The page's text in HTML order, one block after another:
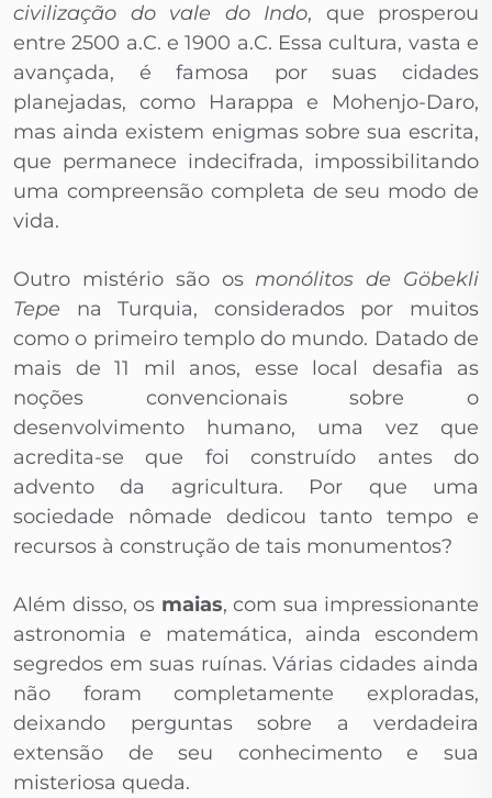
civilização do vale do Indo, que prosperou
entre 2500 a.C. e 1900 a.C. Essa cultura, vasta e
avançada, é famosa por suas cidades
planejadas, como Harappa e Mohenjo-Daro,
mas ainda existem enigmas sobre sua escrita,
que permanece indecifrada, impossibilitando
uma compreensão completa de seu modo de
vida.
Outro mistério são os monólitos de Göbekli
Tepe na Turquia, considerados por muitos
como o primeiro templo do mundo. Datado de
mais de 11 mil anos, esse local desafia as
noções convencionais sobre o
desenvolvimento humano, uma vez que
acredita-se que foi construído antes do
advento da agricultura. Por que uma
sociedade nômade dedicou tanto tempo e
recursos à construção de tais monumentos?
Além disso, os maias, com sua impressionante
astronomia e matemática, ainda escondem
segredos em suas ruínas. Várias cidades ainda
não foram completamente exploradas,
deixando perguntas sobre a verdadeira
extensão de seu conhecimento e sua
misteriosa queda.